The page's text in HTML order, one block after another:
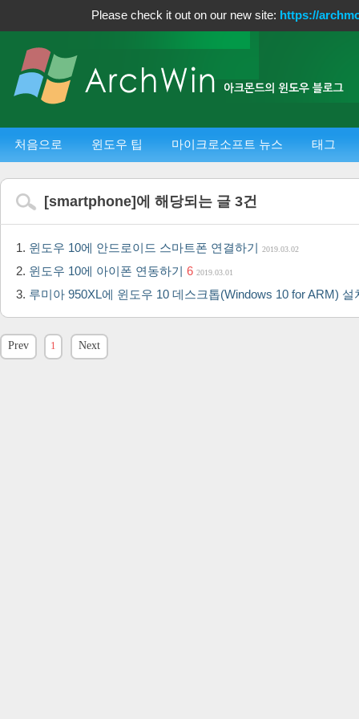
Please check it out on our new site: https://
처음으로 윈도우 팁 마이크로소프트 뉴스 태그
[smartphone]에 해당되는 글 3건
윈도우 10에 안드로이드 스마트폰 연결하기 2019.03.02
윈도우 10에 아이폰 연동하기 6 2019.03.01
루미아 950XL에 윈도우 10 데스크톱(Windows 10 for ARM)
Prev 1 Next